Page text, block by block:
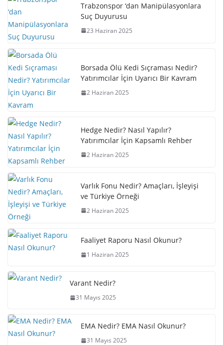
Trabzonspor ‘dan Manipülasyonlara
Suç Duyurusu
23 Haziran 2025
Borsada Ölü Kedi Sıçraması Nedir?
Yatırımcılar İçin Uyarıcı Bir Kavram
2 Haziran 2025
Hedge Nedir? Nasıl Yapılır?
Yatırımcılar İçin Kapsamlı Rehber
2 Haziran 2025
Varlık Fonu Nedir? Amaçları, İşleyişi
ve Türkiye Örneği
2 Haziran 2025
Faaliyet Raporu Nasıl Okunur?
1 Haziran 2025
Varant Nedir?
31 Mayıs 2025
EMA Nedir? EMA Nasıl Okunur?
31 Mayıs 2025